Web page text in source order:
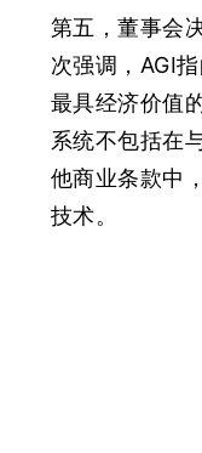
第五，董事会
次强调，AGI
最具经济价值
系统不包括在
他商业条款中
技术。